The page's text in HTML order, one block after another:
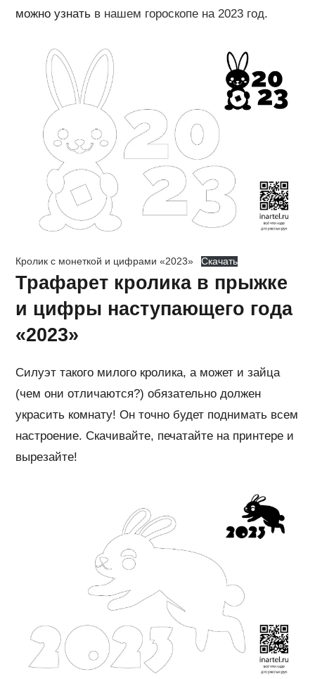
можно узнать в нашем гороскопе на 2023 год.
Кролик с монеткой и цифрами «2023» Скачать
Трафарет кролика в прыжке
и цифры наступающего года
«2023»
Силуэт такого милого кролика, а может и зайца
(чем они отличаются?) обязательно должен
украсить комнату! Он точно будет поднимать всем
настроение. Скачивайте, печатайте на принтере и
вырезайте!